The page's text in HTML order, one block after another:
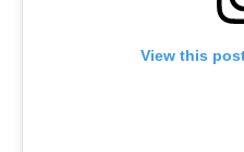
View this